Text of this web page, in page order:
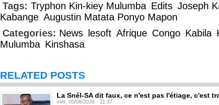
Tags: Tryphon Kin-kiey Mulumba Edits Joseph
Kabange Augustin Matata Ponyo Mapon
Categories: News lesoft Afrique Congo Kabila
Mulumba Kinshasa
RELATED POSTS
La Snél-SA dit faux, ce n'est pas l'étiage, c'est
mer, 05/08/2026 - 11:37